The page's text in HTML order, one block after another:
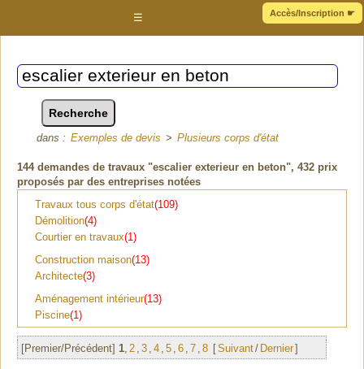
Accès/Inscription ☛
☰
dans : Exemples de devis > Plusieurs corps d'état
144 demandes de travaux "escalier exterieur en beton", 432 prix
proposés par des entreprises notées
Travaux tous corps d'état(109)
Démolition(4)
Courtier en travaux(1)
Construction maison(13)
Architecte(3)
Aménagement intérieur(13)
Piscine(1)
[Premier/Précédent] 1, 2 , 3 , 4 , 5 , 6 , 7 , 8 Suivant/ Dernier